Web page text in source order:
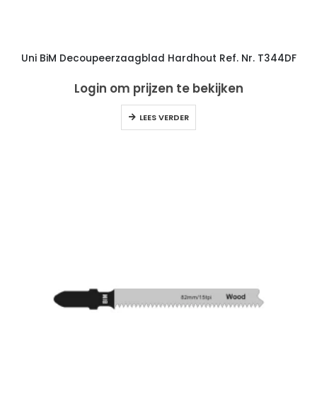
Uni BiM Decoupeerzaagblad Hardhout Ref. Nr. T344DF
Login om prijzen te bekijken
LEES VERDER